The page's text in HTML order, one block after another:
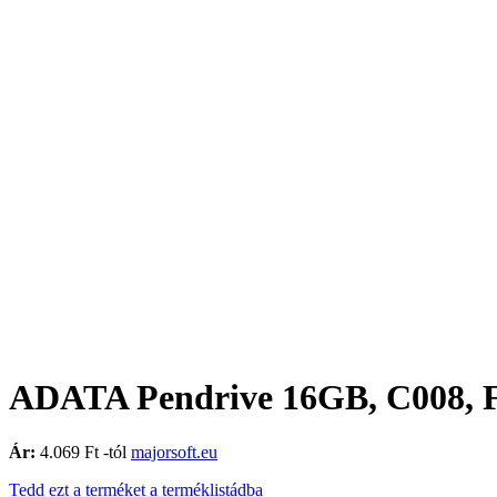
ADATA Pendrive 16GB, C008,
Ár: 4.069 Ft -tól majorsoft.eu
Tedd ezt a terméket a terméklistádba